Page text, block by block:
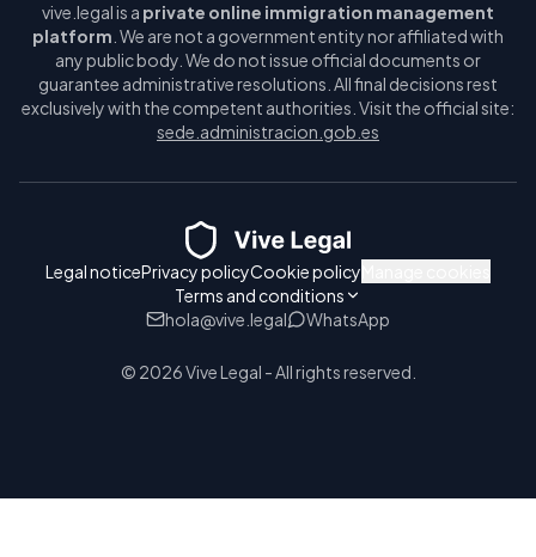
vive.legal is a private online immigration management
platform . We are not a government entity nor affiliated with
any public body. We do not issue official documents or
guarantee administrative resolutions. All final decisions rest
exclusively with the competent authorities. Visit the official site:
sede.administracion.gob.es
Legal noticePrivacy policyCookie policy
Terms and conditions
hola@vive.legal
WhatsApp
© 2026 Vive Legal - All rights reserved.